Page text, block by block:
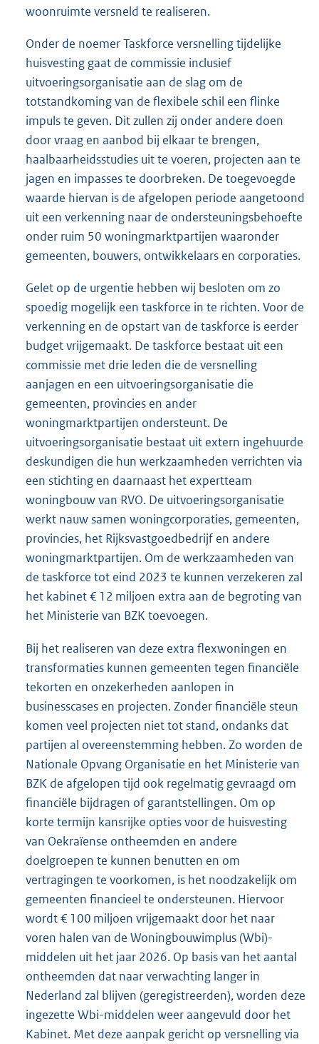
woonruimte versneld te realiseren.
Onder de noemer Taskforce versnelling tijdelijke
huisvesting gaat de commissie inclusief
uitvoeringsorganisatie aan de slag om de
totstandkoming van de flexibele schil een flinke
impuls te geven. Dit zullen zij onder andere doen
door vraag en aanbod bij elkaar te brengen,
haalbaarheidsstudies uit te voeren, projecten aan te
jagen en impasses te doorbreken. De toegevoegde
waarde hiervan is de afgelopen periode aangetoond
uit een verkenning naar de ondersteuningsbehoefte
onder ruim 50 woningmarktpartijen waaronder
gemeenten, bouwers, ontwikkelaars en corporaties.
Gelet op de urgentie hebben wij besloten om zo
spoedig mogelijk een taskforce in te richten. Voor de
verkenning en de opstart van de taskforce is eerder
budget vrijgemaakt. De taskforce bestaat uit een
commissie met drie leden die de versnelling
aanjagen en een uitvoeringsorganisatie die
gemeenten, provincies en ander
woningmarktpartijen ondersteunt. De
uitvoeringsorganisatie bestaat uit extern ingehuurde
deskundigen die hun werkzaamheden verrichten via
een stichting en daarnaast het expertteam
woningbouw van RVO. De uitvoeringsorganisatie
werkt nauw samen woningcorporaties, gemeenten,
provincies, het Rijksvastgoedbedrijf en andere
woningmarktpartijen. Om de werkzaamheden van
de taskforce tot eind 2023 te kunnen verzekeren zal
het kabinet € 12 miljoen extra aan de begroting van
het Ministerie van BZK toevoegen.
Bij het realiseren van deze extra flexwoningen en
transformaties kunnen gemeenten tegen financiële
tekorten en onzekerheden aanlopen in
businesscases en projecten. Zonder financiële steun
komen veel projecten niet tot stand, ondanks dat
partijen al overeenstemming hebben. Zo worden de
Nationale Opvang Organisatie en het Ministerie van
BZK de afgelopen tijd ook regelmatig gevraagd om
financiële bijdragen of garantstellingen. Om op
korte termijn kansrijke opties voor de huisvesting
van Oekraïense ontheemden en andere
doelgroepen te kunnen benutten en om
vertragingen te voorkomen, is het noodzakelijk om
gemeenten financieel te ondersteunen. Hiervoor
wordt € 100 miljoen vrijgemaakt door het naar
voren halen van de Woningbouwimplus (Wbi)-
middelen uit het jaar 2026. Op basis van het aantal
ontheemden dat naar verwachting langer in
Nederland zal blijven (geregistreerden), worden deze
ingezette Wbi-middelen weer aangevuld door het
Kabinet. Met deze aanpak gericht op versnelling via